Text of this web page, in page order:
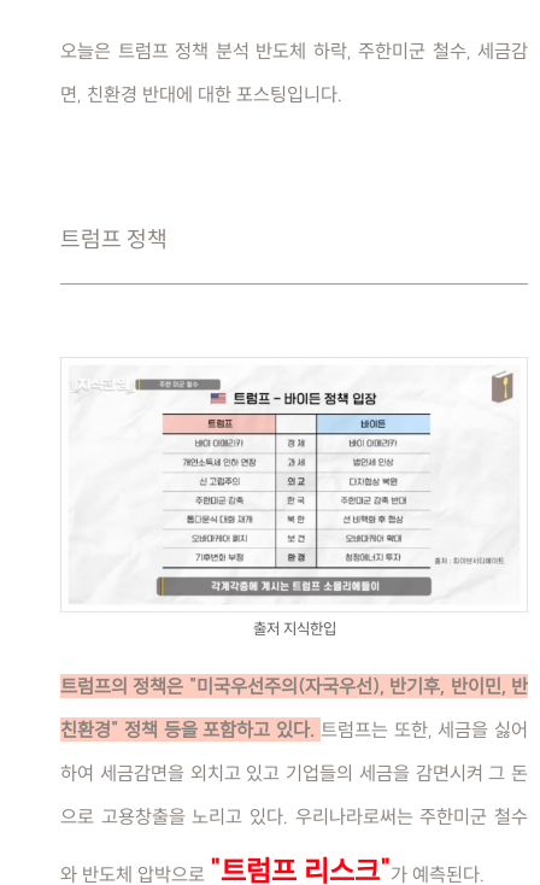
오늘은 트럼프 정책 분석 반도체 하락, 주한미군 철수, 세금감
면, 친환경 반대에 대한 포스팅입니다.
트럼프 정책
출저 지식한입
트럼프의 정책은 "미국우선주의(자국우선), 반기후, 반이민, 반
친환경" 정책 등을 포함하고 있다. 트럼프는 또한, 세금을 싫어
하여 세금감면을 외치고 있고 기업들의 세금을 감면시켜 그 돈
으로 고용창출을 노리고 있다. 우리나라로써는 주한미군 철수
와 반도체 압박으로 "트럼프 리스크"가 예측된다.